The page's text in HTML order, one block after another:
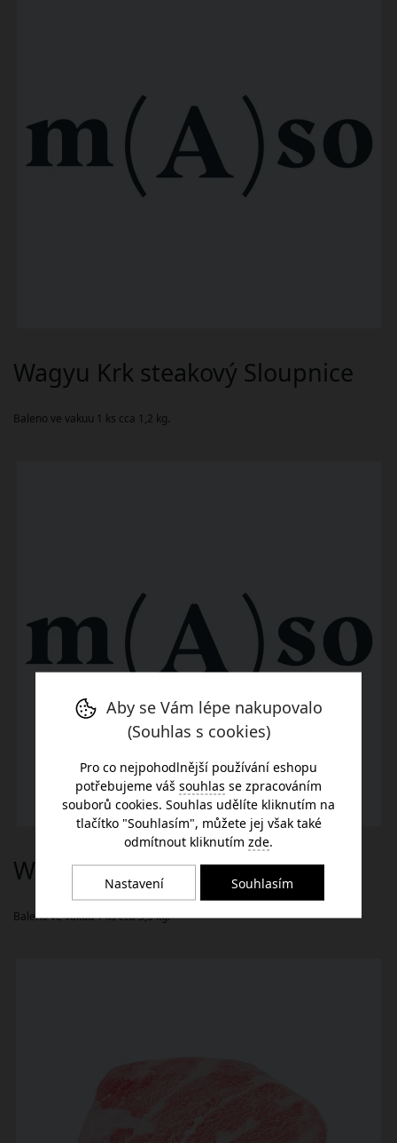
Baleno ve vakuu 1 ks cca 1,2 kg.
Wagyu Krk steakový Sloupnice
Baleno ve vakuu 1 ks cca 3,5 kg.
Wagyu Malý ořech Sloupnice
Aby se Vám lépe nakupovalo
(Souhlas s cookies)
Pro co nejpohodlnější používání eshopu
potřebujeme váš souhlas se zpracováním
souborů cookies. Souhlas udělíte kliknutím na
tlačítko "Souhlasím", můžete jej však také
odmítnout kliknutím zde.
Nastavení Souhlasím